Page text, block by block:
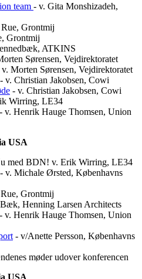
team - v. Gita Monshizadeh,
Grontmij
Grontmij
ATKINS
Sørensen, Vejdirektoratet
v. Morten Sørensen, Vejdirektoratet
- v. Christian Jakobsen, Cowi
- v. Christian Jakobsen, Cowi
Wirring, LE34
- v. Henrik Hauge Thomsen, Union
USA
med BDN! v. Erik Wirring, LE34
- v. Michale Ørsted, Københavns
Grontmij
Henning Larsen Architects
- v. Henrik Hauge Thomsen, Union
- v/Anette Persson, Københavns
møder udover konferencen
USA